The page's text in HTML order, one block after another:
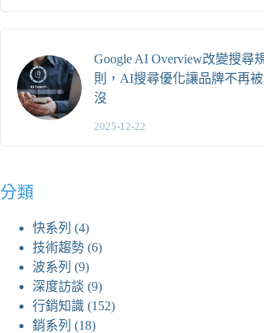
Google AI Overview改變搜尋
則，AI搜尋優化讓品牌不再
沒
2025-12-22
分類
快系列 (4)
技術趨勢(6)
波系列 (9)
深度訪談 (9)
行銷知識(152)
銷系列 (18)